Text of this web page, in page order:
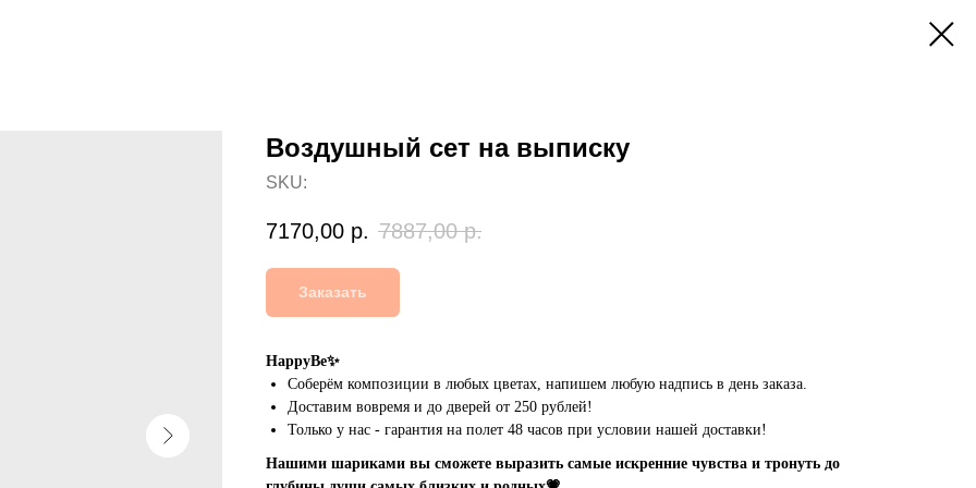
Воздушный сет на выписку
SKU:
7170,00 р. 7887,00 р.
Заказать
HappyBe✨
Соберём композиции в любых цветах, напишем любую надпись в день заказа.
Доставим вовремя и до дверей от 250 рублей!
Только у нас - гарантия на полет 48 часов при условии нашей доставки!
Нашими шариками вы сможете выразить самые искренние чувства и тронуть до